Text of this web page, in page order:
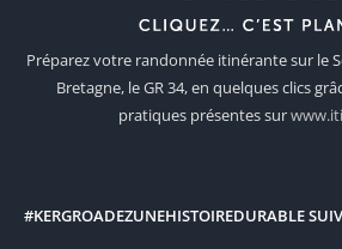
Préparez votre randonnée itinérante sur le
Bretagne, le GR 34, en quelques clics
pratiques présentes sur
#KERGROADEZUNEHISTOIREDURABLE